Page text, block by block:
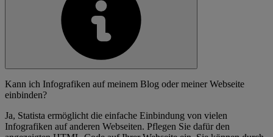
Kann ich Infografiken auf meinem Blog oder meiner Webseite
einbinden?
Ja, Statista ermöglicht die einfache Einbindung von vielen
Infografiken auf anderen Webseiten. Pflegen Sie dafür den